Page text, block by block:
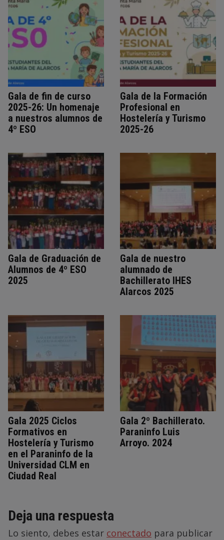
Gala de fin de curso
2025-26: Un homenaje
a nuestros alumnos de
4º ESO
Gala de la Formación
Profesional en
Hostelería y Turismo
2025-26
Gala de Graduación de
Alumnos de 4º ESO
2025
Gala de nuestro
alumnado de
Bachillerato IHES
Alarcos 2025
Gala 2025 Ciclos
Formativos en
Hostelería y Turismo
en el Paraninfo de la
Universidad CLM en
Ciudad Real
Gala 2º Bachillerato.
Paraninfo Luis
Arroyo. 2024
Deja una respuesta
Lo siento, debes estar conectado para publicar